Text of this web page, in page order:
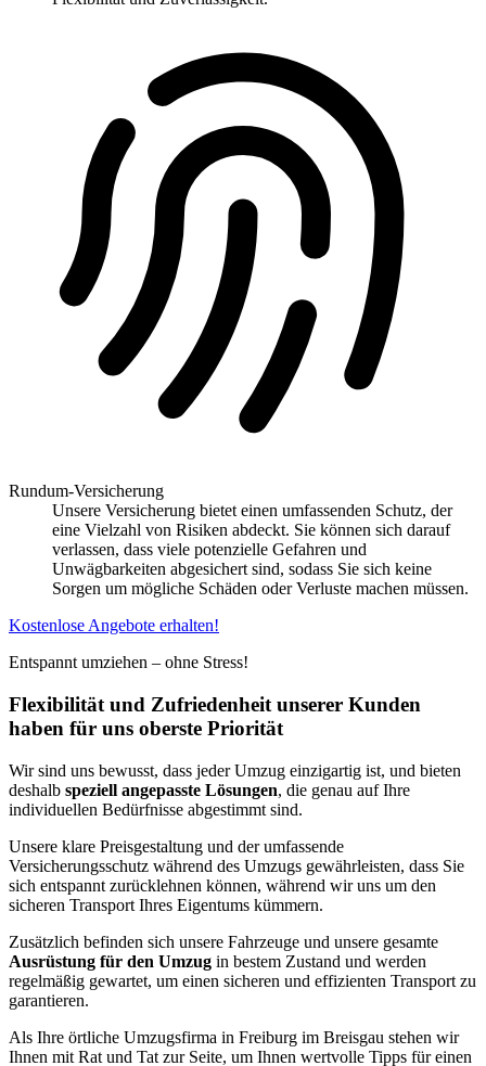
Rundum-Versicherung
Unsere Versicherung bietet einen umfassenden Schutz, der
eine Vielzahl von Risiken abdeckt. Sie können sich darauf
verlassen, dass viele potenzielle Gefahren und
Unwägbarkeiten abgesichert sind, sodass Sie sich keine
Sorgen um mögliche Schäden oder Verluste machen müssen.
Kostenlose Angebote erhalten!
Entspannt umziehen – ohne Stress!
Flexibilität und Zufriedenheit unserer Kunden
haben für uns oberste Priorität
Wir sind uns bewusst, dass jeder Umzug einzigartig ist, und bieten
deshalb speziell angepasste Lösungen, die genau auf Ihre
individuellen Bedürfnisse abgestimmt sind.
Unsere klare Preisgestaltung und der umfassende
Versicherungsschutz während des Umzugs gewährleisten, dass Sie
sich entspannt zurücklehnen können, während wir uns um den
sicheren Transport Ihres Eigentums kümmern.
Zusätzlich befinden sich unsere Fahrzeuge und unsere gesamte
Ausrüstung für den Umzug in bestem Zustand und werden
regelmäßig gewartet, um einen sicheren und effizienten Transport zu
garantieren.
Als Ihre örtliche Umzugsfirma in Freiburg im Breisgau stehen wir
Ihnen mit Rat und Tat zur Seite, um Ihnen wertvolle Tipps für einen